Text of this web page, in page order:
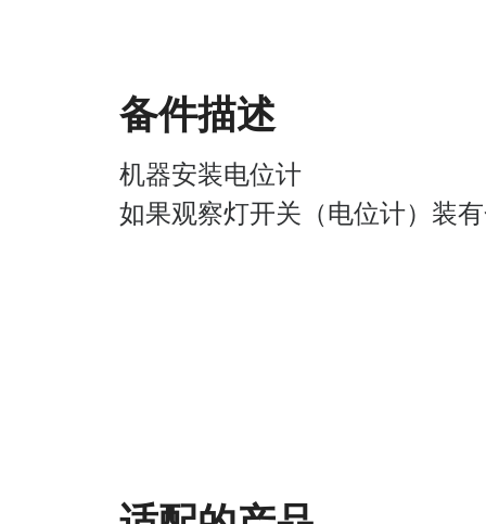
备件描述
机器安装电位计
如果观察灯开关（电位计）装